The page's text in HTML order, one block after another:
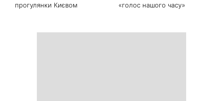
прогулянки Києвом
«голос нашого часу»